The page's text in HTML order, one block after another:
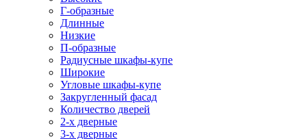
Г-образные
Длинные
Низкие
П-образные
Радиусные шкафы-купе
Широкие
Угловые шкафы-купе
Закругленный фасад
Количество дверей
2-х дверные
3-х дверные